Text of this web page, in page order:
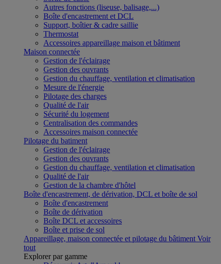
Autres fonctions (liseuse, balisage,...)
Boîte d'encastrement et DCL
Support, boîtier & cadre saillie
Thermostat
Accessoires appareillage maison et bâtiment
Maison connectée
Gestion de l'éclairage
Gestion des ouvrants
Gestion du chauffage, ventilation et climatisation
Mesure de l'énergie
Pilotage des charges
Qualité de l'air
Sécurité du logement
Centralisation des commandes
Accessoires maison connectée
Pilotage du batiment
Gestion de l'éclairage
Gestion des ouvrants
Gestion du chauffage, ventilation et climatisation
Qualité de l'air
Gestion de la chambre d'hôtel
Boîte d'encastrement, de dérivation, DCL et boîte de sol
Boîte d'encastrement
Boîte de dérivation
Boîte DCL et accessoires
Boîte et prise de sol
Appareillage, maison connectée et pilotage du bâtiment Voir
tout
Explorer par gamme